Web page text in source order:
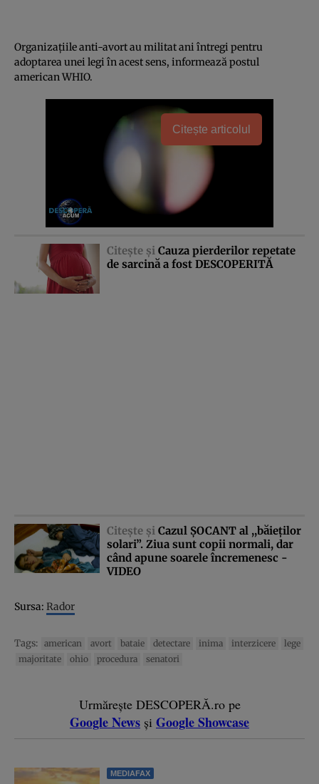
Organizaţiile anti-avort au militat ani întregi pentru
adoptarea unei legi în acest sens, informează postul
american WHIO.
Citește articolul
Citeşte şi Cauza pierderilor repetate
de sarcină a fost DESCOPERITĂ
Citeşte şi Cazul ŞOCANT al ,,băieţilor
solari”. Ziua sunt copii normali, dar
când apune soarele încremenesc -
VIDEO
Sursa: Rador
Tags: american avort bataie detectare inima interzicere
lege
majoritate
ohio procedura senatori
Urmărește DESCOPERĂ.ro pe
Google News și Google Showcase
MEDIAFAX